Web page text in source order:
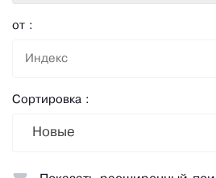
от :
Сортировка :
Новые